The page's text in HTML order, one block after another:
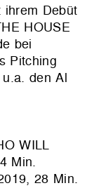
Debüt
HOUSE
bei
Pitching
den Al
WILL
Min.
28 Min.